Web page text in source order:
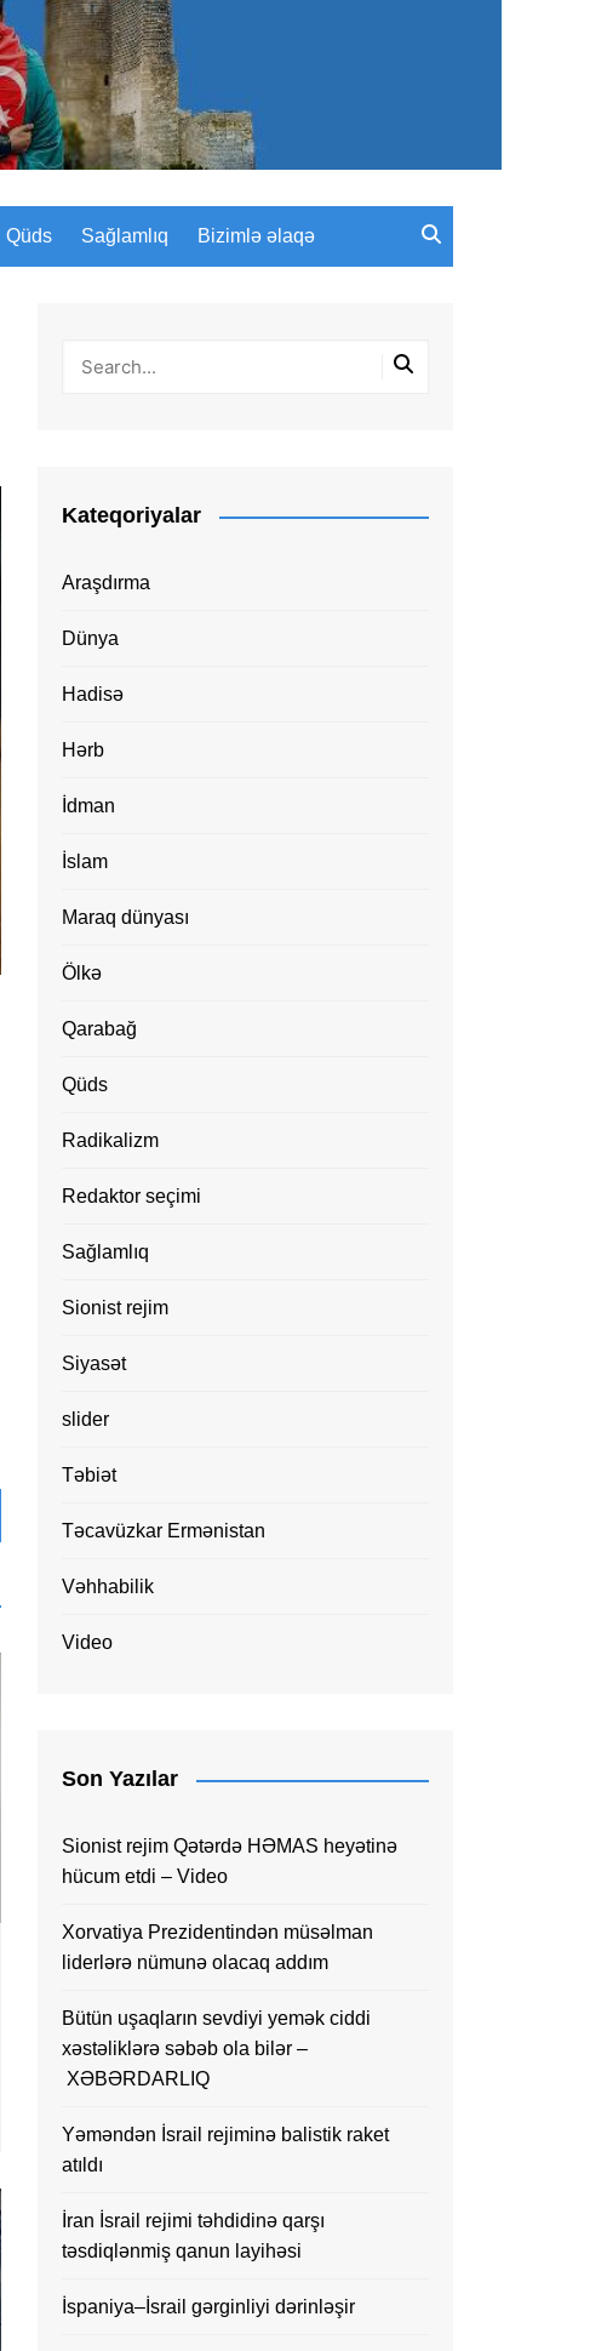
Qüds Sağlamlıq Bizimlə əlaqə
Kateqoriyalar
Araşdırma
Dünya
Hadisə
Hərb
İdman
İslam
Maraq dünyası
Ölkə
Qarabağ
Qüds
Radikalizm
Redaktor seçimi
Sağlamlıq
Sionist rejim
Siyasət
slider
Təbiət
Təcavüzkar Ermənistan
Vəhhabilik
Video
Son Yazılar
Sionist rejim Qətərdə HƏMAS heyətinə
hücum etdi – Video
Xorvatiya Prezidentindən müsəlman
liderlərə nümunə olacaq addım
Bütün uşaqların sevdiyi yemək ciddi
xəstəliklərə səbəb ola bilər –
XƏBƏRDARLIQ
Yəməndən İsrail rejiminə balistik raket
atıldı
İran İsrail rejimi təhdidinə qarşı
təsdiqlənmiş qanun layihəsi
İspaniya–İsrail gərginliyi dərinləşir